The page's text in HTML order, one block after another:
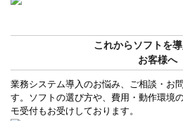
これからソフトを
お客様へ
業務システム導入のお悩み、ご相談・お
す。ソフトの選び方や、費用・動作環境
モ受付もお受けしております。